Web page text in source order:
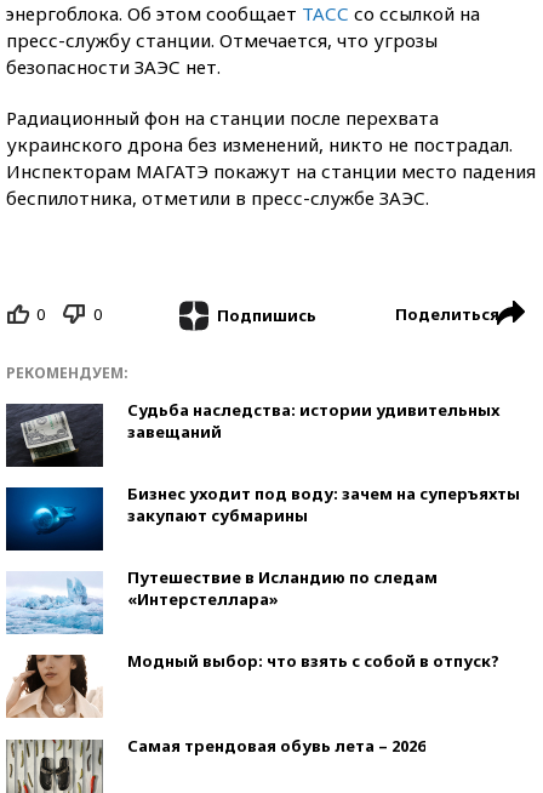
энергоблока. Об этом сообщает ТАСС со ссылкой на
пресс-службу станции. Отмечается, что угрозы
безопасности ЗАЭС нет.
Радиационный фон на станции после перехвата
украинского дрона без изменений, никто не пострадал.
Инспекторам МАГАТЭ покажут на станции место падения
беспилотника, отметили в пресс-службе ЗАЭС.
0 0 Подпишись Поделиться
РЕКОМЕНДУЕМ:
Судьба наследства: истории удивительных
завещаний
Бизнес уходит под воду: зачем на суперъяхты
закупают субмарины
Путешествие в Исландию по следам
«Интерстеллара»
Модный выбор: что взять с собой в отпуск?
Самая трендовая обувь лета – 2026